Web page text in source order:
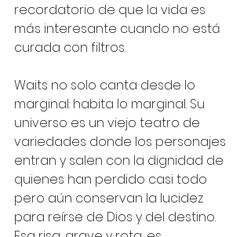
recordatorio de que la vida es
más interesante cuando no está
curada con filtros.
Waits no solo canta desde lo
marginal: habita lo marginal. Su
universo es un viejo teatro de
variedades donde los personajes
entran y salen con la dignidad de
quienes han perdido casi todo
pero aún conservan la lucidez
para reírse de Dios y del destino.